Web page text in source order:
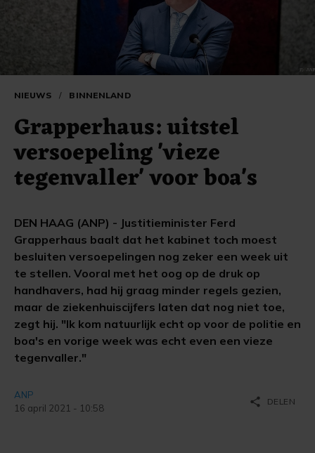
NIEUWS / BINNENLAND
Grapperhaus: uitstel
versoepeling 'vieze
tegenvaller' voor boa's
DEN HAAG (ANP) - Justitieminister Ferd
Grapperhaus baalt dat het kabinet toch moest
besluiten versoepelingen nog zeker een week uit
te stellen. Vooral met het oog op de druk op
handhavers, had hij graag minder regels gezien,
maar de ziekenhuiscijfers laten dat nog niet toe,
zegt hij. "Ik kom natuurlijk echt op voor de politie en
boa's en vorige week was echt even een vieze
tegenvaller."
ANP
16 april 2021 - 10:58
share DELEN